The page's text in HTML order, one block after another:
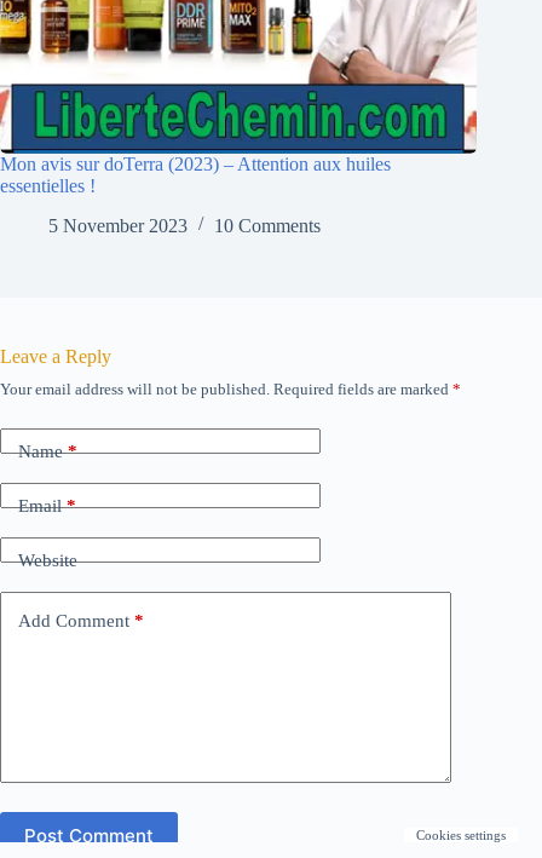
Mon avis sur doTerra (2023) – Attention aux huiles
essentielles !
5 November 2023
10 Comments
Leave a Reply
Your email address will not be published. Required fields are marked *
Name*
Email*
Website
Add Comment *
Post Comment Cookies settings